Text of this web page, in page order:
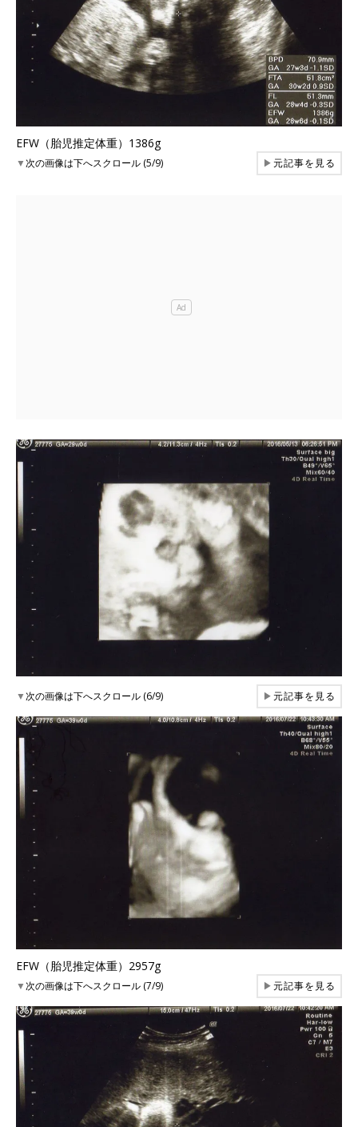
EFW（胎児推定体重）1386g
▼次の画像は下へスクロール (5/9) ▶元記事を見る
▼次の画像は下へスクロール (6/9) ▶元記事を見る
EFW（胎児推定体重）2957g
▼次の画像は下へスクロール (7/9) ▶元記事を見る